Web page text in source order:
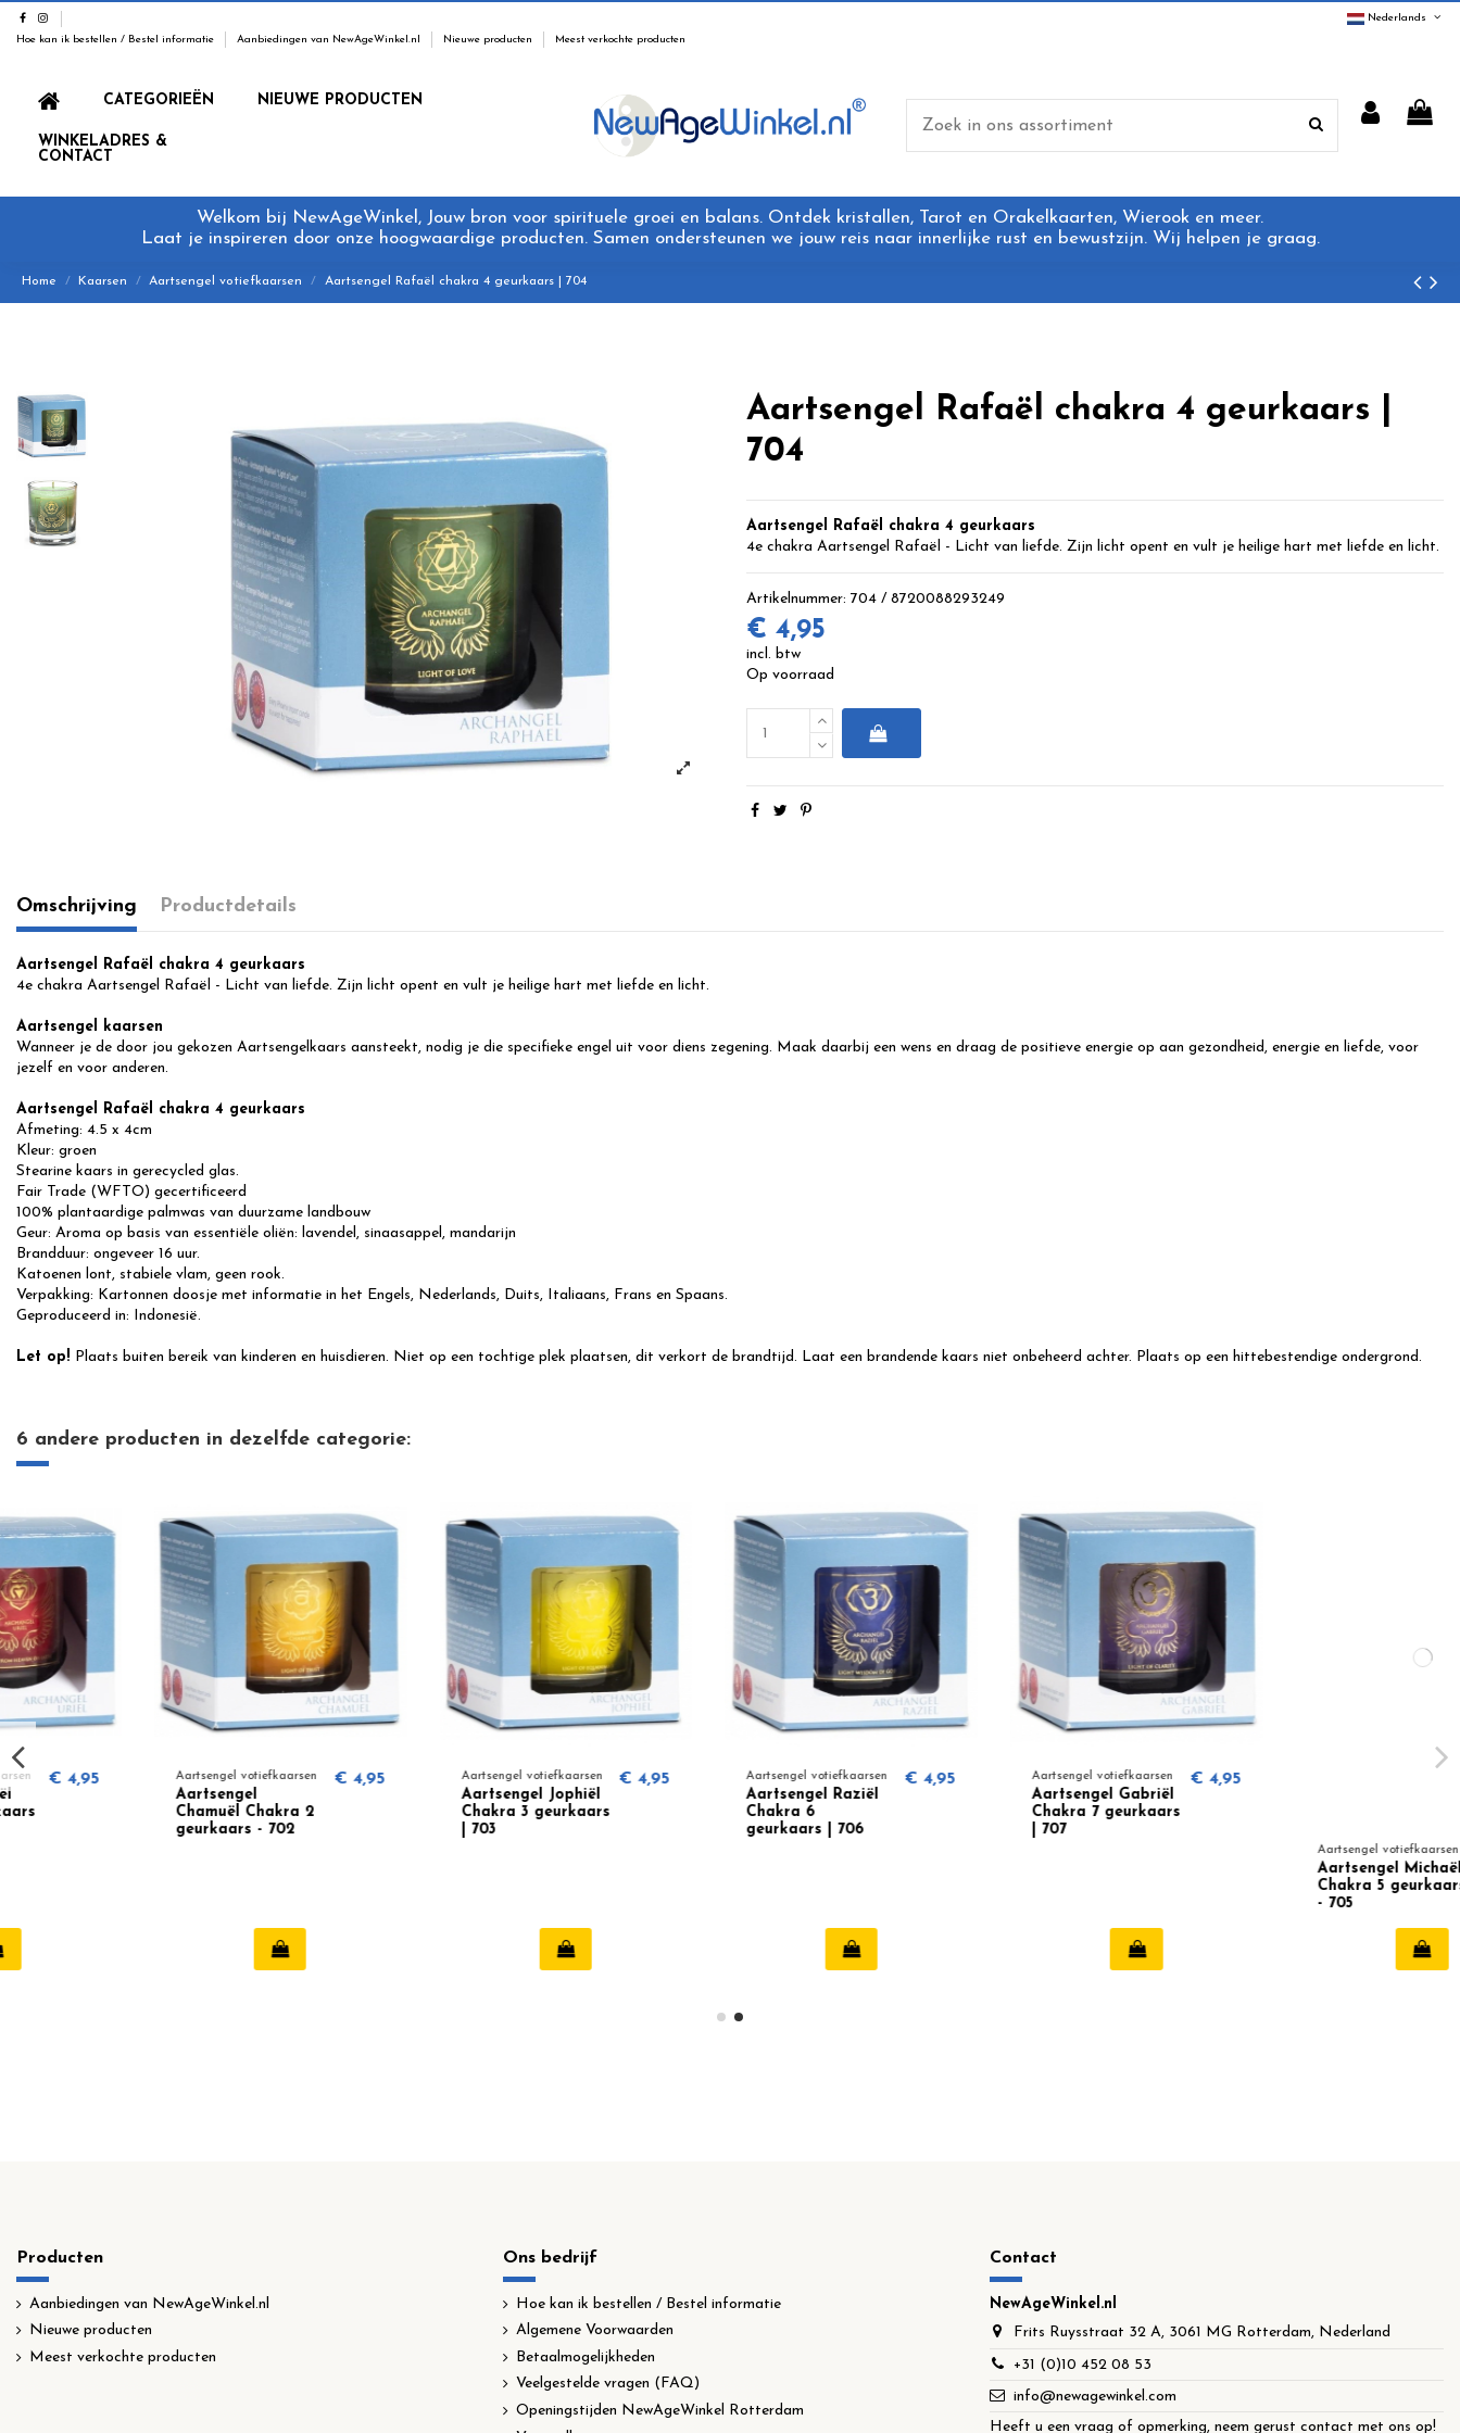
Hoe kan ik bestellen / Bestel informatie Aanbiedingen van NewAgeWinkel.nl Nieuwe producten Meest verkochte producten
Nederlands
CATEGORIEËN NIEUWE PRODUCTEN
WINKELADRES &
CONTACT
Welkom bij NewAgeWinkel, Jouw bron voor spirituele groei en balans. Ontdek kristallen, Tarot en Orakelkaarten, Wierook en meer.
Laat je inspireren door onze hoogwaardige producten. Samen ondersteunen we jouw reis naar innerlijke rust en bewustzijn. Wij helpen je graag.
Home Kaarsen Aartsengel votiefkaarsen Aartsengel Rafaël chakra 4 geurkaars | 704
Aartsengel Rafaël chakra 4 geurkaars |
704
Aartsengel Rafaël chakra 4 geurkaars
4e chakra Aartsengel Rafaël - Licht van liefde. Zijn licht opent en vult je heilige hart met liefde en licht.
Artikelnummer: 704 / 8720088293249
€ 4,95
incl. btw
Op voorraad
Omschrijving Productdetails
Aartsengel Rafaël chakra 4 geurkaars
4e chakra Aartsengel Rafaël - Licht van liefde. Zijn licht opent en vult je heilige hart met liefde en licht.
Aartsengel kaarsen
Wanneer je de door jou gekozen Aartsengelkaars aansteekt, nodig je die specifieke engel uit voor diens zegening. Maak daarbij een wens en draag de positieve energie op aan gezondheid, energie en liefde, voor
jezelf en voor anderen.
Aartsengel Rafaël chakra 4 geurkaars
Afmeting: 4.5 x 4cm
Kleur: groen
Stearine kaars in gerecycled glas.
Fair Trade (WFTO) gecertificeerd
100% plantaardige palmwas van duurzame landbouw
Geur: Aroma op basis van essentiële oliën: lavendel, sinaasappel, mandarijn
Brandduur: ongeveer 16 uur.
Katoenen lont, stabiele vlam, geen rook.
Verpakking: Kartonnen doosje met informatie in het Engels, Nederlands, Duits, Italiaans, Frans en Spaans.
Geproduceerd in: Indonesië.
Let op! Plaats buiten bereik van kinderen en huisdieren. Niet op een tochtige plek plaatsen, dit verkort de brandtijd. Laat een brandende kaars niet onbeheerd achter. Plaats op een hittebestendige ondergrond.
6 andere producten in dezelfde categorie:
Aartsengel votiefkaarsen
Chamuël Chakra 2
€ 4,95 Aartsengel votiefkaarsen
Aartsengel Jophiël
Chakra 3 geurkaars
€ 4,95 Aartsengel votiefkaarsen
Aartsengel Raziël
€ 4,95 Aartsengel votiefkaarsen
Aartsengel Gabriël
Chakra 7 geurkaars
€ 4,95
Aartsengel votiefkaarsen
Aartsengel Michaël
Chakra 5 geurkaars
€ 4,95
Producten
Aanbiedingen van NewAgeWinkel.nl
Nieuwe producten
Meest verkochte producten
Ons bedrijf
Hoe kan ik bestellen / Bestel informatie
Algemene Voorwaarden
Betaalmogelijkheden
Veelgestelde vragen (FAQ)
Openingstijden NewAgeWinkel Rotterdam
Contact
NewAgeWinkel.nl
Frits Ruysstraat 32 A, 3061 MG Rotterdam, Nederland
+31 (0)10 452 08 53
info@newagewinkel.com
Heeft u een vraag of opmerking, neem gerust contact met ons op!